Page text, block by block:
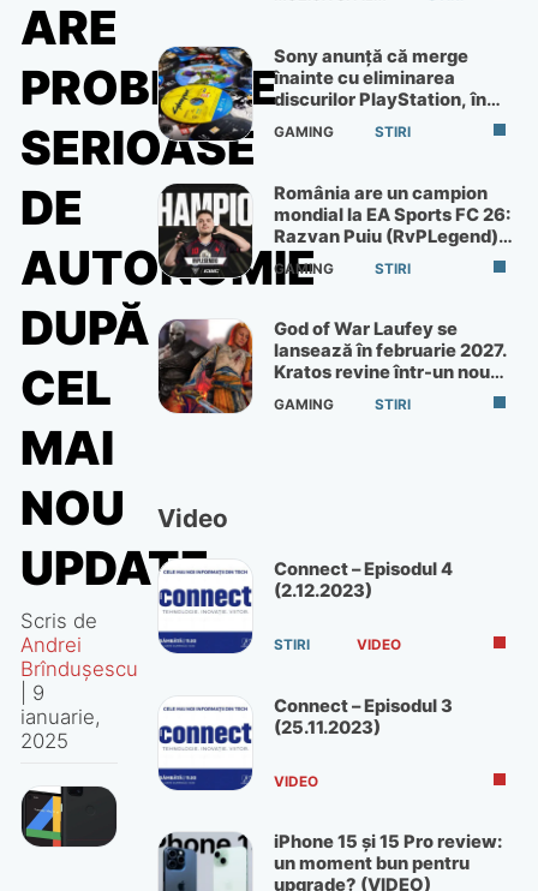
ARE
PROBLEME
SERIOASE
DE
AUTONOMIE
DUPĂ
CEL
MAI
NOU
UPDATE
Scris de
Andrei
Brîndușescu
9
ianuarie,
2025
Sony anunță că merge
înainte cu eliminarea
discurilor PlayStation, în
ciuda protestelor
GAMING STIRI
România are un campion
mondial la EA Sports FC 26:
Razvan Puiu (RvPLegend)
câștigă turneul de la Paris
GAMING STIRI
God of War Laufey se
lansează în februarie 2027.
Kratos revine într-un nou
God of War
GAMING STIRI
Video
Connect – Episodul 4
(2.12.2023)
STIRI VIDEO
Connect – Episodul 3
(25.11.2023)
VIDEO
iPhone 15 și 15 Pro review:
un moment bun pentru
upgrade? (VIDEO)